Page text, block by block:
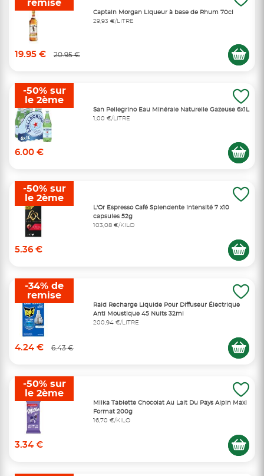
Captain Morgan Liqueur à base de Rhum 70cl
29,93 €/LITRE
19.95 € 20.95 €
remise
San Pellegrino Eau Minérale Naturelle Gazeuse 6x1L
1,00 €/LITRE
6.00 €
-50% sur
le 2ème
L'Or Espresso Café Splendente intensité 7 x10
capsules 52g
103,08 €/KILO
5.36 €
-50% sur
le 2ème
Raid Recharge Liquide Pour Diffuseur Électrique
Anti Moustique 45 Nuits 32ml
200,94 €/LITRE
4.24 € 6.43 €
-34% de
remise
Milka Tablette Chocolat Au Lait Du Pays Alpin Maxi
Format 200g
16,70 €/KILO
3.34 €
-50% sur
le 2ème